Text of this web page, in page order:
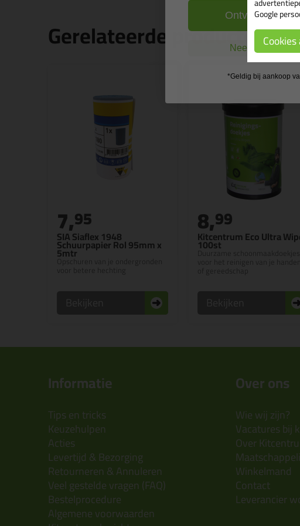
Gerelateerde producten
SIA Siaflex 1948
Schuurpapier Rol 95mm x
5mtr
Opschuren van je ondergronden
7,95
Kitcentrum Eco Ultra
100st
Duurzame schoonmaakdoekjes,
8,99
Informatie
Tips en tricks
Keuzehulpen
Acties
Levertijd & Bezorging
Retourneren & Annuleren
Veel gestelde vragen (FAQ)
Bestelprocedure
Algemene voorwaarden
Over ons
Wie wij zijn?
Vacatures bij
Over
Winkelmand
Contact
Leverancier
Google
Ontvang de
Nee, ik wil geen
*Geldig bij aankoop